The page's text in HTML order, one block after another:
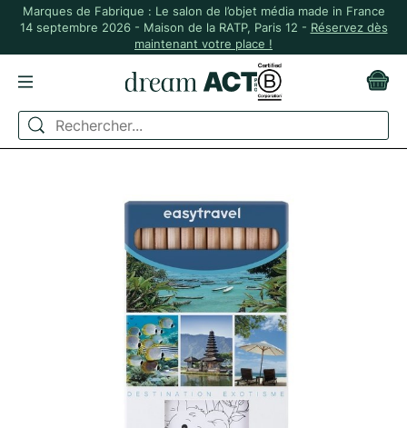
Marques de Fabrique : Le salon de l’objet média made in France
14 septembre 2026 - Maison de la RATP, Paris 12 - Réservez dès
maintenant votre place !
ACCUEIL
MADE IN FRANCE
KIT COLORIAGE 12 CRAYONS 8,7 CM